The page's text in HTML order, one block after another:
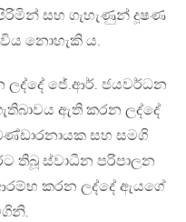
සහ ගැහැණුන් දූෂණ
නොහැකි ය.
ජේ.ආර්. ජයවර්ධන
ඇති කරන ලද්දේ
බණ්ඩාරනායක සහ සමගි
තිබූ ස්වාධීන පරිපාලන
කරන ලද්දේ ඇයගේ